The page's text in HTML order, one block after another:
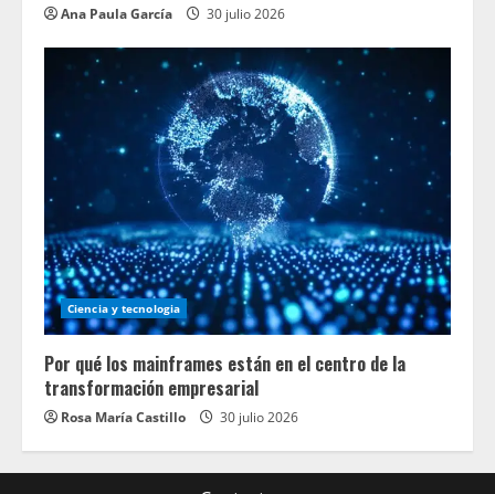
Ana Paula García 30 julio 2026
Ciencia y tecnologia
Por qué los mainframes están en el centro de la
transformación empresarial
Rosa María Castillo 30 julio 2026